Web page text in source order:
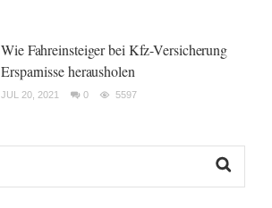
Wie Fahreinsteiger bei Kfz-Versicherung
Ersparnisse herausholen
JUL 20, 2021 0 5597